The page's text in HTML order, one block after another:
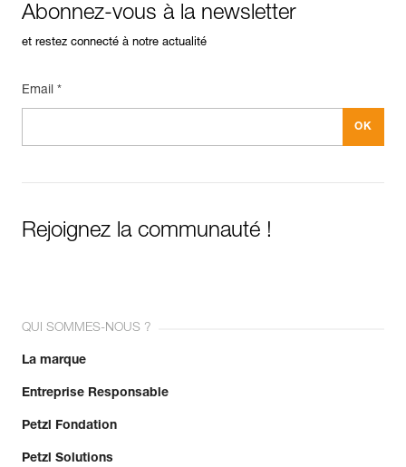
Abonnez-vous à la newsletter
et restez connecté à notre actualité
Email *
Rejoignez la communauté !
QUI SOMMES-NOUS ?
La marque
Entreprise Responsable
Petzl Fondation
Petzl Solutions